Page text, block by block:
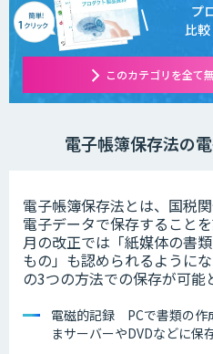
プ
比
このカテゴリを全て
電子帳簿保存法の
電子帳簿保存法とは、国税
電子データで保存すること
月の改正では「紙媒体の書
もの」も認められるように
の3つの方法での保存が可能
電磁的記録 PCで書類の作
まサーバーやDVDなどに保